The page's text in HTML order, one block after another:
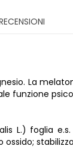
La
funzione
L.) foglia